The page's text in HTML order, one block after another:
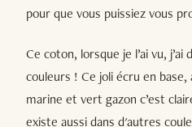
pour que vous puissiez vous
Ce coton, lorsque je l’ai vu,
couleurs ! Ce joli écru en base,
marine et vert gazon c’est
existe aussi dans d'autres